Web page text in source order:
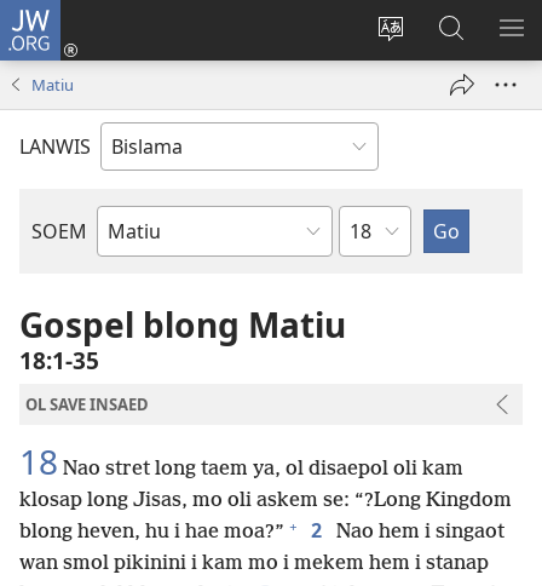
JW.ORG
Jenisim
Log
niufala
Lukaotem
Insaed
Long
Matiu
LANWIS
SOEM
Ol
Blong
Baebol
Japta
Gospel blong Matiu
18:1-35
OL SAVE INSAED
18 Nao stret long taem ya, ol disaepol oli kam
klosap long Jisas, mo oli askem se: “?Long Kingdom
blong heven, hu i hae moa?” + 2
Nao hem i singaot
wan smol pikinini i kam mo i mekem hem i stanap